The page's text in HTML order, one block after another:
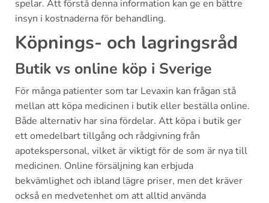
spelar. Att förstå denna information kan ge en bättre
insyn i kostnaderna för behandling.
Köpnings- och lagringsråd
Butik vs online köp i Sverige
För många patienter som tar Levaxin kan frågan stå
mellan att köpa medicinen i butik eller beställa online.
Både alternativ har sina fördelar. Att köpa i butik ger
ett omedelbart tillgång och rådgivning från
apotekspersonal, vilket är viktigt för de som är nya till
medicinen. Online försäljning kan erbjuda
bekvämlighet och ibland lägre priser, men det kräver
också en medvetenhet om att alltid använda